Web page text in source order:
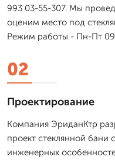
993 03-55-307. Мы
оценим место под
Режим работы - Пн-Пт
02
Проектирование
Компания ЭриданКтр
проект стеклянной бани
инженерных